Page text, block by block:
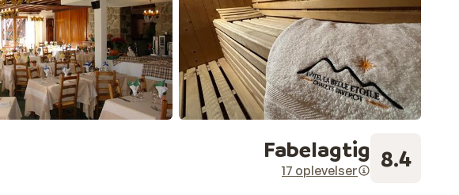
Fabelagtig
17 oplevelser 8.4